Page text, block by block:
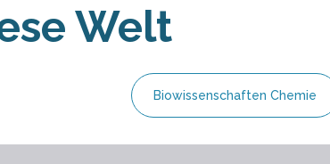
Welt
Biowissenschaften Chemie